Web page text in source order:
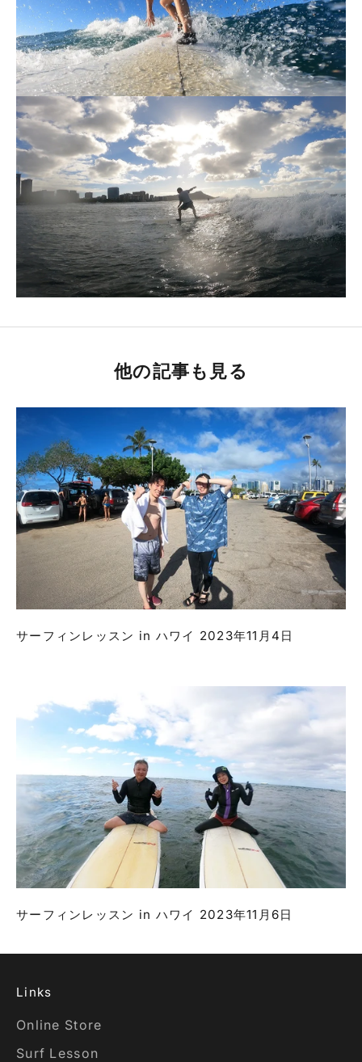
他の記事も見る
サーフィンレッスン in ハワイ 2023年11月4日
サーフィンレッスン in ハワイ 2023年11月6日
Links
Online Store
Surf Lesson